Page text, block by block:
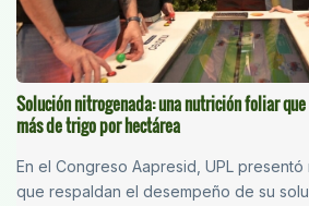
Solución nitrogenada: una nutrición foliar
más de trigo por hectárea
En el Congreso Aapresid, UPL
que respaldan el desempeño de su